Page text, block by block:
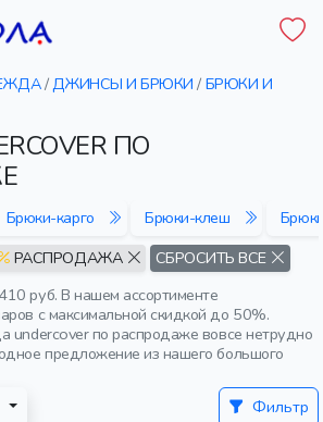
/ДЖИНСЫ И БРЮКИ / БРЮКИ И
ПО
Брюки-карго Брюки-клеш
РАСПРОДАЖА
СБРОСИТЬ ВСЕ
руб. В нашем ассортименте
с максимальной скидкой до 50%.
undercover по распродаже вовсе нетрудно
предложение из нашего большого
Фильтр